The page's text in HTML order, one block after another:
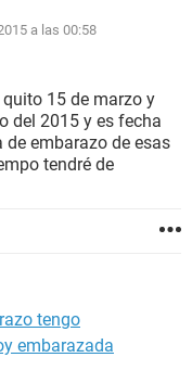
a las 00:58
15 de marzo y
del 2015 y es fecha
embarazo de esas
tendré de
tengo
embarazada